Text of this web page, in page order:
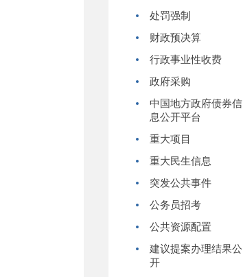
处罚强制
财政预决算
行政事业性收费
政府采购
中国地方政府债券信
息公开平台
重大项目
重大民生信息
突发公共事件
公务员招考
公共资源配置
建议提案办理结果公
开